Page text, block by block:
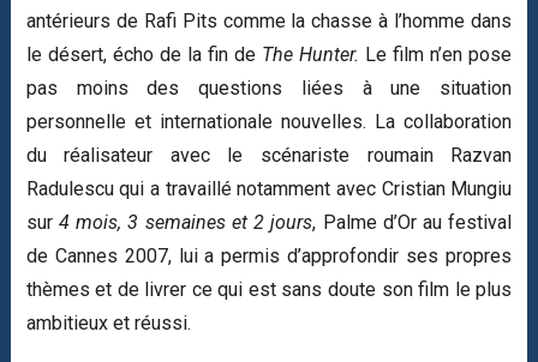
antérieurs de Rafi Pits comme la chasse à l’homme dans
le désert, écho de la fin de The Hunter. Le film n’en pose
pas moins des questions liées à une situation
personnelle et internationale nouvelles. La collaboration
du réalisateur avec le scénariste roumain Razvan
Radulescu qui a travaillé notamment avec Cristian Mungiu
sur4 mois, 3 semaines et 2 jours, Palme d’Or au festival
de Cannes 2007, lui a permis d’approfondir ses propres
thèmes et de livrer ce qui est sans doute son film le plus
ambitieux et réussi.